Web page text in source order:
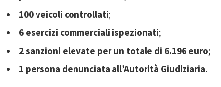
100 veicoli controllati;
6 esercizi commerciali ispezionati;
2 sanzioni elevate per un totale di 6.196 euro;
1 persona denunciata all’Autorità Giudiziaria.